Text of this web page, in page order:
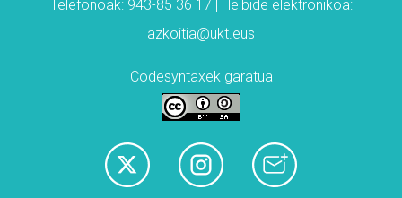
Telefonoak: 943-85 36 17 | Helbide elektronikoa:
azkoitia@ukt.eus
Codesyntaxek garatua